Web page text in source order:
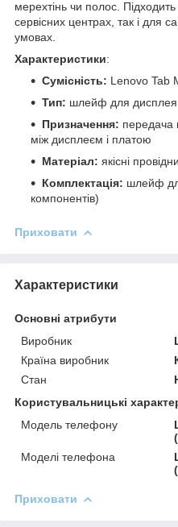
мерехтінь чи полос.
сервісних центрах, так і для
умовах.
Характеристики:
Сумісність: Lenovo Tab
Тип: шлейф для
Призначення: передача
між дисплеєм і платою
Матеріал: якісні
Комплектація: шлейф
компонентів)
Приховати
Характеристики
Основні атрибути
Виробник
Країна виробник
Стан
Користувальницькі
Модель телефону
Моделі телефона
Приховати